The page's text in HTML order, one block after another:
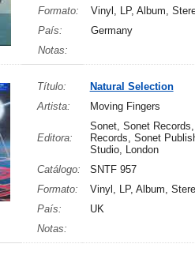
Formato:
Vinyl, LP, Album,
País:
Germany
Notas:
Título:
Natural Selection
Artista:
Moving Fingers
Editora:
Sonet, Sonet
Records, Sonet
Studio, London
Catálogo:
SNTF 957
Formato:
Vinyl, LP, Album,
País:
UK
Notas: